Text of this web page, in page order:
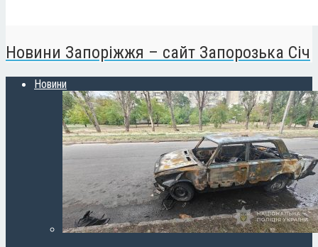
Новини Запоріжжя – сайт Запорозька Січ
Новини